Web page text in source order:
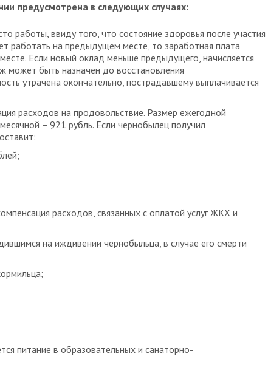
предусмотрена в следующих случаях:
работы, ввиду того, что состояние здоровья после участия
работать на предыдущем месте, то заработная плата
Если новый оклад меньше предыдущего, начисляется
может быть назначен до восстановления
утрачена окончательно, пострадавшему выплачивается
расходов на продовольствие. Размер ежегодной
– 921 рубль. Если чернобылец получил
расходов, связанных с оплатой услуг ЖКХ и
на иждивении чернобыльца, в случае его смерти
питание в образовательных и санаторно-